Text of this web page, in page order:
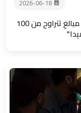
2026-06-18
شملت 250 عائلة: العتبة الحسينية توزع مبالغ تتراوح من 100